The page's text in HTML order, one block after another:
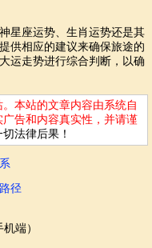
星座运势、生肖运势还是其
供相应的建议来确保旅途的
运走势进行综合判断，以确
本站的文章内容由系统自
告和内容真实性，并请谨
法律后果！
径
端）